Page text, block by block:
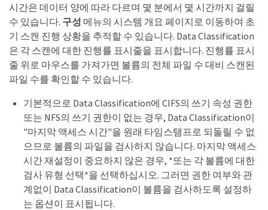
시간은 데이터 양에 따라 다르며 몇 분에서 몇 시간까지 걸릴
수 있습니다. 구성 메뉴의 시스템 개요 페이지로 이동하여 초
기 스캔 진행 상황을 추적할 수 있습니다. Data Classification
은 각 스캔에 대한 진행률 표시줄을 표시합니다. 진행률 표시
줄 위로 마우스를 가져가면 볼륨의 전체 파일 수 대비 스캔된
파일 수를 확인할 수 있습니다.
기본적으로 Data Classification에 CIFS의 쓰기 속성 권한
또는 NFS의 쓰기 권한이 없는 경우, Data Classification이
"마지막 액세스 시간"을 원래 타임스탬프로 되돌릴 수 없
으므로 볼륨의 파일을 검사하지 않습니다. 마지막 액세스
시간 재설정이 중요하지 않은 경우, *또는 각 볼륨에 대한
검사 유형 선택*을 선택하십시오. 그러면 권한 여부와 관
계없이 Data Classification이 볼륨을 검사하도록 설정하
는 옵션이 표시됩니다.